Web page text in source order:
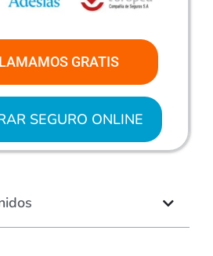
GRATIS
SEGURO ONLINE